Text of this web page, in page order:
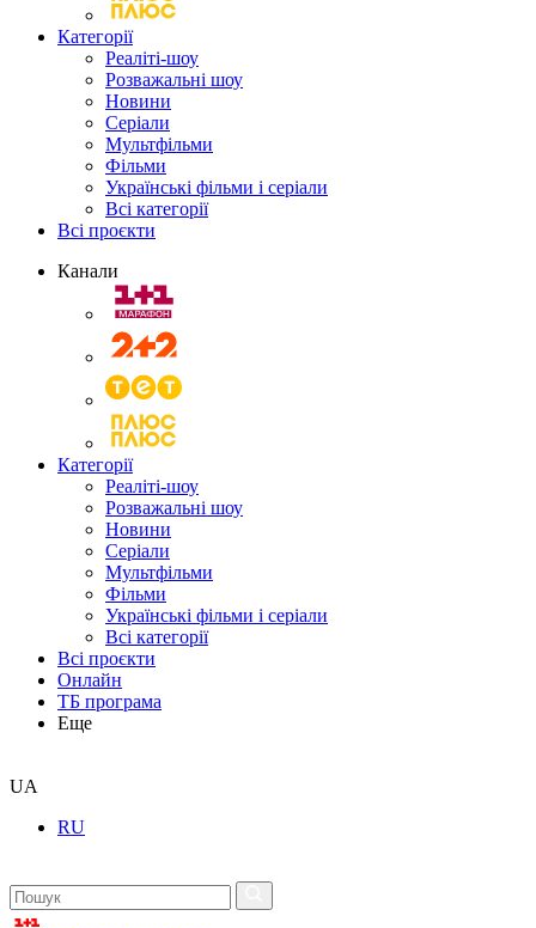
Категорії
Реаліті-шоу
Розважальні шоу
Новини
Серіали
Мультфільми
Фільми
Українські фільми і серіали
Всі категорії
Всі проєкти
Канали
Категорії
Реаліті-шоу
Розважальні шоу
Новини
Серіали
Мультфільми
Фільми
Українські фільми і серіали
Всі категорії
Всі проєкти
Онлайн
ТБ програма
Еще
UA
RU